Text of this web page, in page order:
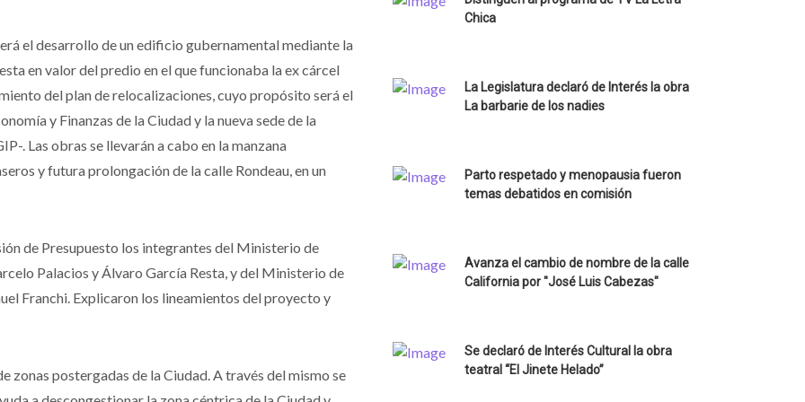
el desarrollo de un edificio gubernamental mediante la
en valor del predio en el que funcionaba la ex cárcel
del plan de relocalizaciones, cuyo propósito será el
y Finanzas de la Ciudad y la nueva sede de la
. Las obras se llevarán a cabo en la manzana
y futura prolongación de la calle Rondeau, en un
de Presupuesto los integrantes del Ministerio de
Palacios y Álvaro García Resta, y del Ministerio de
Franchi. Explicaron los lineamientos del proyecto y
postergadas de la Ciudad. A través del mismo se
Chica
La Legislatura declaró de Interés la obra
La barbarie de los nadies
Parto respetado y menopausia fueron
temas debatidos en comisión
Avanza el cambio de nombre de la calle
California por "José Luis Cabezas"
Se declaró de Interés Cultural la obra
teatral “El Jinete Helado”